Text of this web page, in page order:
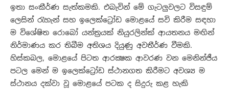
ඉතා සංකීර්ණ සැත්කමකි. එබැවින් මේ ගැටලුවලට විසඳුම්
ලෙසින් රැහැන් සහ ඉලෙක්ට්‍රෝඩ මොළයේ සවි කිරීම සඳහා
ම විශේෂිත රොබෝ යන්ත්‍රයක් නියුරලින්ක් ආයතනය මඟින්
නිර්මාණය කර තිබීම අතිශය දියුණු අවතීර්ණ වීමකි.
හිස්කබල, මොළයේ පිටත ආරක්‍ෂක ආවරණ වන මෙනින්ජීය
පටල මෙන් ම ඉලෙක්ට්‍රෝඩ ස්ථානගත කිරීමට අවශ්‍ය ම
ස්ථානය දක්වා වූ මොළයේ පටක ද සිදුරු කළ හැකි